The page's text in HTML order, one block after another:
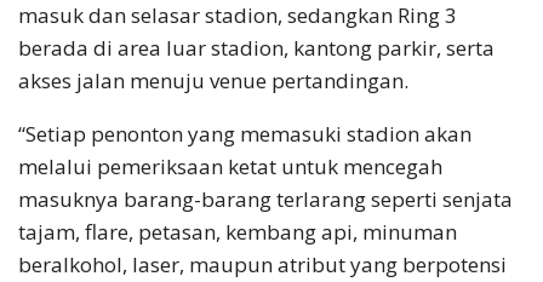
masuk dan selasar stadion, sedangkan Ring 3
berada di area luar stadion, kantong parkir, serta
akses jalan menuju venue pertandingan.
“Setiap penonton yang memasuki stadion akan
melalui pemeriksaan ketat untuk mencegah
masuknya barang-barang terlarang seperti senjata
tajam, flare, petasan, kembang api, minuman
beralkohol, laser, maupun atribut yang berpotensi